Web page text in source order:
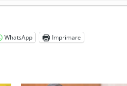
despre președintele Ucrainei,
- 21 aprilie 2026
Bustul poetului Octavian
WhatsApp Imprimare